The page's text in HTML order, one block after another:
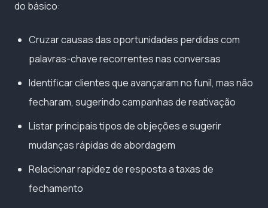
do básico:
Cruzar causas das oportunidades perdidas com
palavras-chave recorrentes nas conversas
Identificar clientes que avançaram no funil, mas não
fecharam, sugerindo campanhas de reativação
Listar principais tipos de objeções e sugerir
mudanças rápidas de abordagem
Relacionar rapidez de resposta a taxas de
fechamento